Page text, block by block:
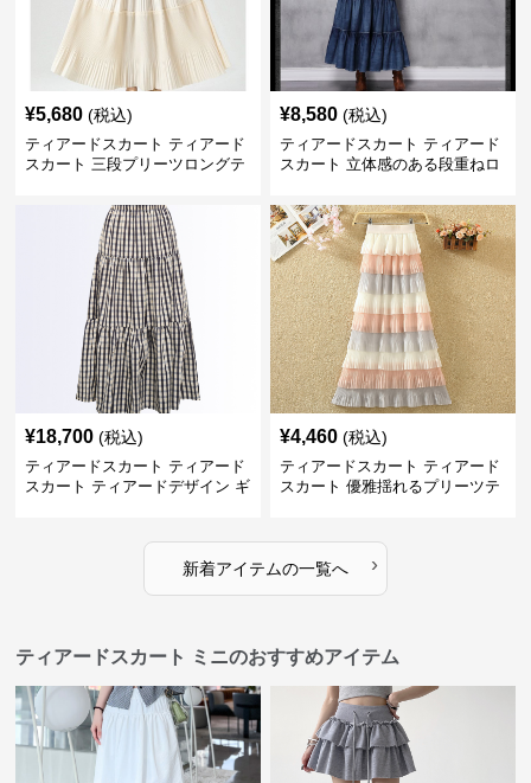
¥5,680 (税込)
ティアードスカート ティアード
スカート 三段プリーツロングテ
¥8,580 (税込)
ティアードスカート ティアード
スカート 立体感のある段重ねロ
¥18,700 (税込)
ティアードスカート ティアード
スカート ティアードデザイン ギ
¥4,460 (税込)
ティアードスカート ティアード
スカート 優雅揺れるプリーツテ
新着アイテムの一覧へ ›
ティアードスカート ミニのおすすめアイテム